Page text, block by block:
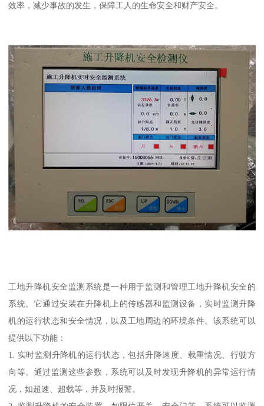
效率，减少事故的发生，保障工人的生命安全和财产安全。
工地升降机安全监测系统是一种用于监测和管理工地升降机安全的
系统。它通过安装在升降机上的传感器和监测设备，实时监测升降
机的运行状态和安全情况，以及工地周边的环境条件。该系统可以
提供以下功能：
1. 实时监测升降机的运行状态，包括升降速度、载重情况、行驶方
向等。通过监测这些参数，系统可以及时发现升降机的异常运行情
况，如超速、超载等，并及时报警。